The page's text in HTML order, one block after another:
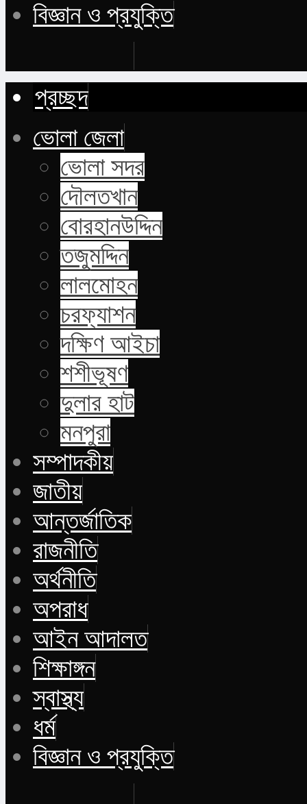
বিজ্ঞান ও প্রযুক্তি
প্রচ্ছদ
ভোলা জেলা
ভোলা সদর
দৌলতখান
বোরহানউদ্দিন
তজুমদ্দিন
লালমোহন
চরফ্যাশন
দক্ষিণ আইচা
শশীভূষণ
দুলার হাট
মনপুরা
সম্পাদকীয়
জাতীয়
আন্তর্জাতিক
রাজনীতি
অর্থনীতি
অপরাধ
আইন আদালত
শিক্ষাঙ্গন
স্বাস্থ্য
ধর্ম
বিজ্ঞান ও প্রযুক্তি